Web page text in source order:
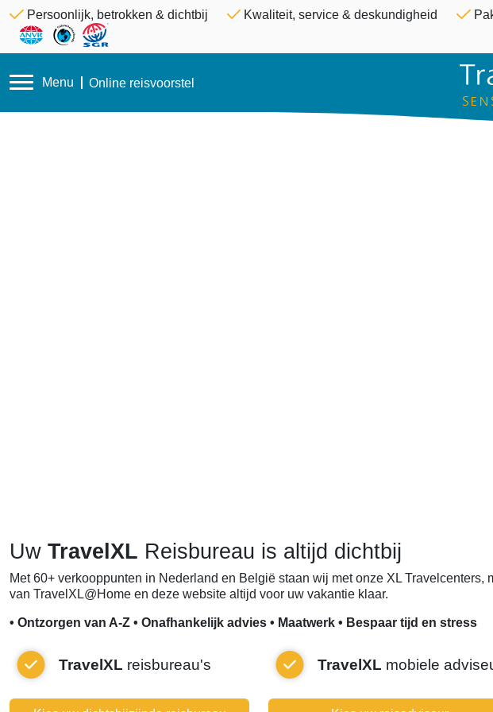
Persoonlijk, betrokken & dichtbij Kwaliteit, service & deskundigheid
Menu Online reisvoorstel
Uw TravelXL Reisbureau is altijd dichtbij
Met 60+ verkooppunten in Nederland en België staan wij met onze XL Travelcenters,
van TravelXL@Home en deze website altijd voor uw vakantie klaar.
• Ontzorgen van A-Z • Onafhankelijk advies • Maatwerk • Bespaar tijd en stress
TravelXL reisbureau's TravelXL mobiele